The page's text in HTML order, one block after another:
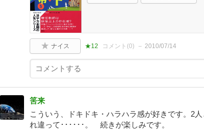
ナイス ★12 コメント(0) 2010/07/14
筈来
こういう、ドキドキ・ハラハラ感が好きです。2
れ違って･･････。 続きが楽しみです。